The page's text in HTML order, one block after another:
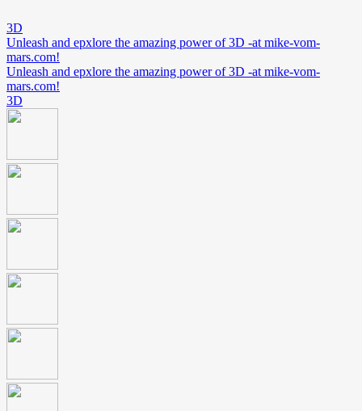
3D
Unleash and epxlore the amazing power of 3D -at mike-vom-
mars.com!
Unleash and epxlore the amazing power of 3D -at mike-vom-
mars.com!
3D